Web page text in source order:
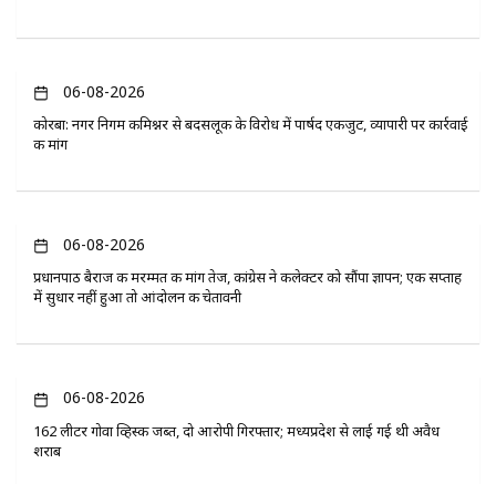
06-08-2026
कोरबा: नगर निगम कमिश्नर से बदसलूकी के विरोध में पार्षद एकजुट, व्यापारी पर कार्रवाई
की मांग
06-08-2026
प्रधानपाठ बैराज की मरम्मत की मांग तेज, कांग्रेस ने कलेक्टर को सौंपा ज्ञापन; एक सप्ताह
में सुधार नहीं हुआ तो आंदोलन की चेतावनी
06-08-2026
162 लीटर गोवा व्हिस्की जब्त, दो आरोपी गिरफ्तार; मध्यप्रदेश से लाई गई थी अवैध
शराब